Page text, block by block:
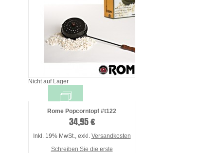
Nicht auf Lager
Rome Popcorntopf #t122
34,95 €
Inkl. 19% MwSt. exkl. Versandkosten
Schreiben Sie die erste